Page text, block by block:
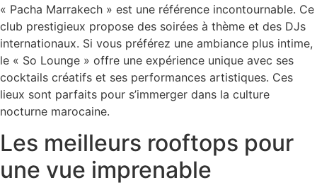
« Pacha Marrakech » est une référence incontournable. Ce
club prestigieux propose des soirées à thème et des DJs
internationaux. Si vous préférez une ambiance plus intime,
le « So Lounge » offre une expérience unique avec ses
cocktails créatifs et ses performances artistiques. Ces
lieux sont parfaits pour s’immerger dans la culture
nocturne marocaine.
Les meilleurs rooftops pour
une vue imprenable